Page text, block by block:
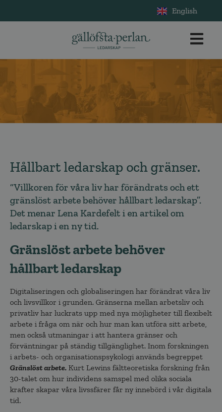
English
Hållbart ledarskap och gränser.
“Villkoren för våra liv har förändrats och ett
gränslöst arbete behöver hållbart ledarskap”.
Det menar Lena Kardefelt i en artikel om
ledarskap i en ny tid.
Gränslöst arbete behöver
hållbart ledarskap
Digitaliseringen och globaliseringen har förändrat våra liv
och livsvillkor i grunden. Gränserna mellan arbetsliv och
privatliv har luckrats upp med nya möjligheter till flexibelt
arbete i fråga om när och hur man kan utföra sitt arbete,
men också utmaningar i att hantera gränser och
förväntningar på ständig tillgänglighet. Inom forskningen
i arbets- och organisationspsykologi används begreppet
Gränslöst arbete. Kurt Lewins fältteoretiska forskning från
30-talet om hur individens samspel med olika sociala
krafter skapar våra livssfärer får ny innebörd i vår digitala
tid.